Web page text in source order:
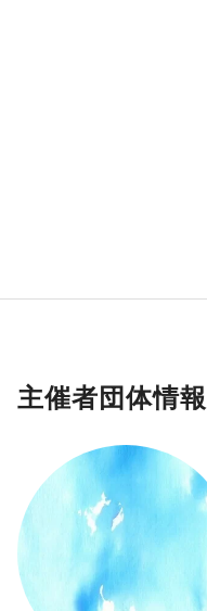
主催者団体情報